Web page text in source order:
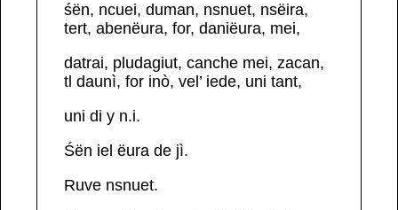
śën, ncuei, duman, nsnuet, nsëira,
tert, abenëura, for, daniëura, mei,
datrai, pludagiut, canche mei, zacan,
tl daunì, for inò, vel’ iede, uni tant,
uni di y n.i.
Śën iel ëura de jì.
Ruve nsnuet.